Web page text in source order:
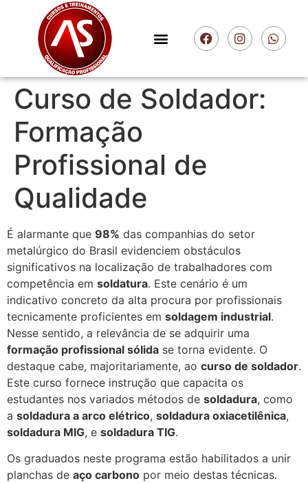
Curso de Soldador:
Formação
Profissional de
Qualidade
É alarmante que 98% das companhias do setor
metalúrgico do Brasil evidenciem obstáculos
significativos na localização de trabalhadores com
competência em soldatura. Este cenário é um
indicativo concreto da alta procura por profissionais
tecnicamente proficientes em soldagem industrial.
Nesse sentido, a relevância de se adquirir uma
formação profissional sólida se torna evidente. O
destaque cabe, majoritariamente, ao curso de soldador.
Este curso fornece instrução que capacita os
estudantes nos variados métodos de soldadura, como
a soldadura a arco elétrico, soldadura oxiacetilênica,
soldadura MIG, e soldadura TIG.
Os graduados neste programa estão habilitados a unir
planchas de aço carbono por meio destas técnicas.